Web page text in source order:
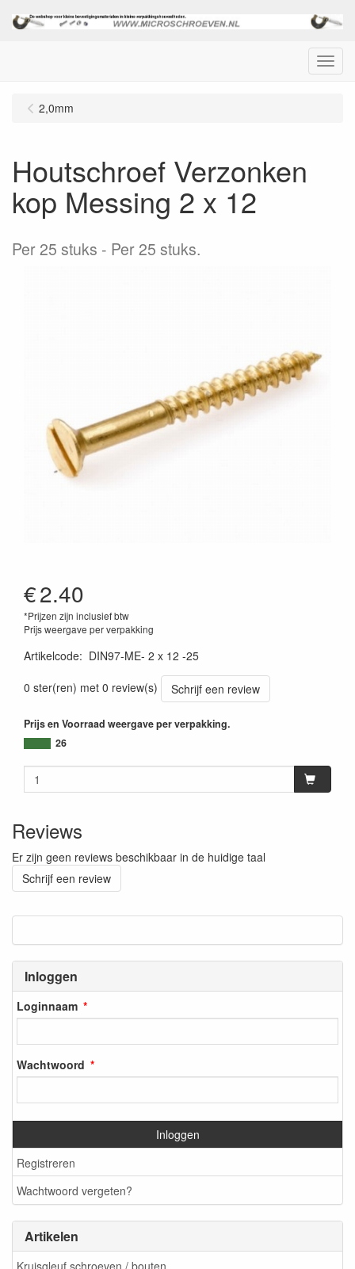
Menu
Inloggen
Loginnaam
Wachtwoord
Inloggen
Registreren
Wachtwoord vergeten?
Artikelen
Kruisgleuf schroeven / bouten
2,0mm
Houtschroef Verzonken
kop Messing 2 x 12
Per 25 stuks Per 25 stuks.
€2.40
*Prijzen zijn inclusief btw
Prijs weergave per verpakking
Artikelcode: DIN97-ME- 2 x 12 -25
0 ster(ren) met 0 review(s)
Schrijf een review
Prijs en Voorraad weergave per verpakking.
26
Reviews
Er zijn geen reviews beschikbaar in de huidige taal
Schrijf een review